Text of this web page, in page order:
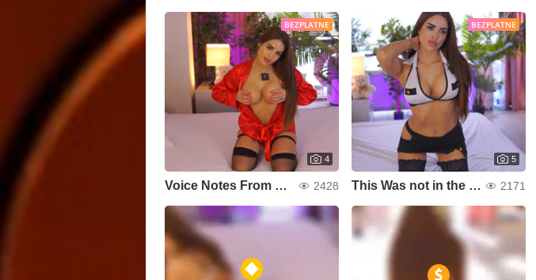
BEZPLATNE
4
Voice Notes From Nowhere 🎤 2428
BEZPLATNE
5
This Was not in the Upload 2171